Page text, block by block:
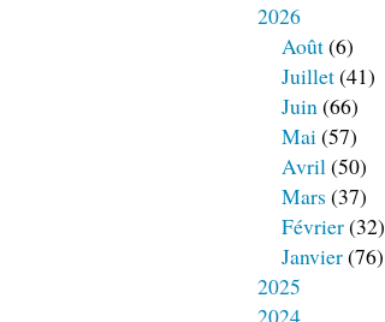
2026
Août(6)
Juillet(41)
Juin(66)
Mai(57)
Avril(50)
Mars (37)
Février(32)
Janvier(76)
2025
2024